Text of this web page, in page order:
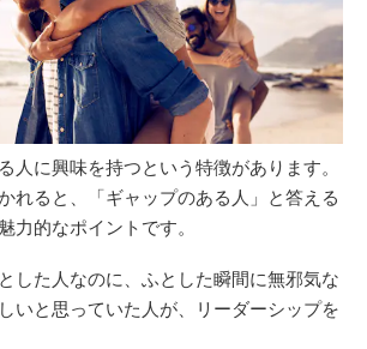
人に興味を持つという特徴があります。
れると、「ギャップのある人」と答える
力的なポイントです。
した人なのに、ふとした瞬間に無邪気な
いと思っていた人が、リーダーシップを